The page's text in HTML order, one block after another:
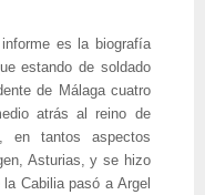
es la biografía
estando de soldado
de Málaga cuatro
atrás al reino de
en tantos aspectos
Asturias, y se hizo
Cabilia pasó a Argel